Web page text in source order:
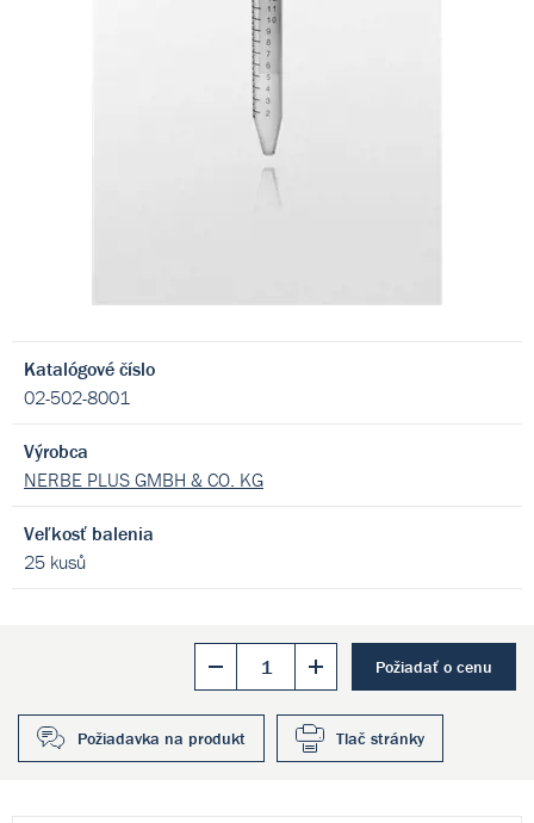
Katalógové číslo
02-502-8001
Výrobca
NERBE PLUS GMBH & CO. KG
Veľkosť balenia
25 kusů
Požiadať o cenu
Požiadavka na produkt Tlač stránky